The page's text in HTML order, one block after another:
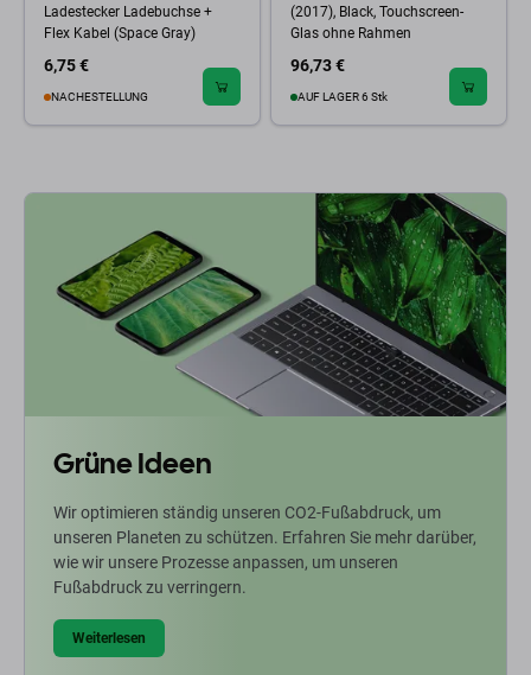
Ladestecker Ladebuchse +
Flex Kabel (Space Gray)
6,75 €
NACHESTELLUNG
(2017), Black, Touchscreen-
Glas ohne Rahmen
96,73 €
AUF LAGER 6 Stk
Grüne Ideen
Wir optimieren ständig unseren CO2-Fußabdruck, um
unseren Planeten zu schützen. Erfahren Sie mehr darüber,
wie wir unsere Prozesse anpassen, um unseren
Fußabdruck zu verringern.
Weiterlesen